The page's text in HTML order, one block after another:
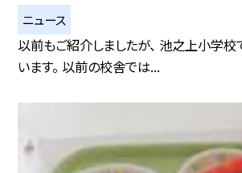
ニュース
以前もご紹介しましたが、 池之上小学校
います。 以前の校舎では...